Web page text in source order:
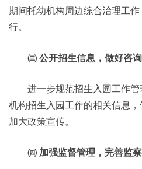
期间托幼机构周边综合治理工
行。
㈢ 公开招生信息，做好咨
进一步规范招生入园工作管
机构招生入园工作的相关信息，
加大政策宣传。
㈣ 加强监督管理，完善监察